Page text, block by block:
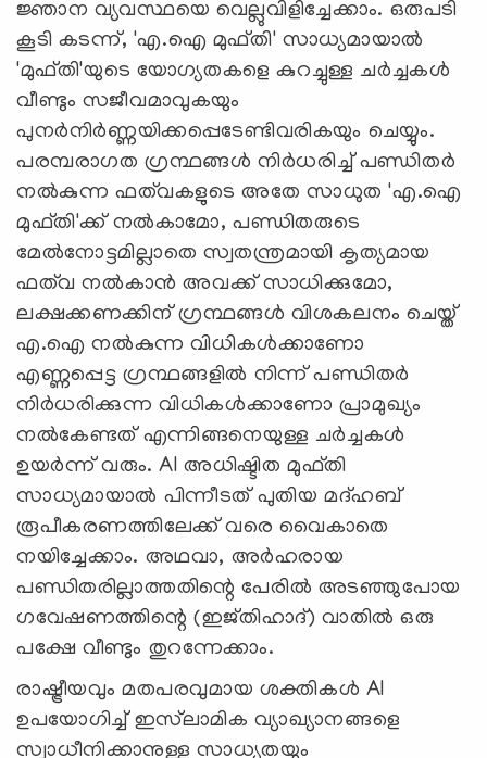
ജ്ഞാന വ്യവസ്ഥയെ വെല്ലുവിളിച്ചേക്കാം. ഒരുപടി
കൂടി കടന്ന്, 'എ.ഐ മുഫ്തി' സാധ്യമായാല്‍
'മുഫ്തി'യുടെ യോഗ്യതകളെ കുറച്ചുള്ള ചര്‍ച്ചകള്‍
വീണ്ടും സജീവമാവുകയും
പുനര്‍നിര്‍ണ്ണയിക്കപ്പെടേണ്ടിവരികയും ചെയ്യും.
പരമ്പരാഗത ഗ്രന്ഥങ്ങള്‍ നിര്‍ധരിച്ച് പണ്ഡിതര്‍
നല്‍കുന്ന ഫത്‌വകളുടെ അതേ സാധുത 'എ.ഐ
മുഫ്തി'ക്ക് നല്‍കാമോ, പണ്ഡിതരുടെ
മേല്‍നോട്ടമില്ലാതെ സ്വതന്ത്രമായി കൃത്യമായ
ഫത്‌വ നല്‍കാന്‍ അവക്ക് സാധിക്കുമോ,
ലക്ഷക്കണക്കിന് ഗ്രന്ഥങ്ങള്‍ വിശകലനം ചെയ്ത്
എ.ഐ നല്‍കുന്ന വിധികള്‍ക്കാണോ
എണ്ണപ്പെട്ട ഗ്രന്ഥങ്ങളില്‍ നിന്ന് പണ്ഡിതര്‍
നിര്‍ധരിക്കുന്ന വിധികള്‍ക്കാണോ പ്രാമുഖ്യം
നല്‍കേണ്ടത് എന്നിങ്ങനെയുള്ള ചര്‍ച്ചകള്‍
ഉയര്‍ന്ന് വരും. AI അധിഷ്ടിത മുഫ്തി
സാധ്യമായാല്‍ പിന്നീടത് പുതിയ മദ്ഹബ്
രൂപീകരണത്തിലേക്ക് വരെ വൈകാതെ
നയിച്ചേക്കാം. അഥവാ, അര്‍ഹരായ
പണ്ഡിതരില്ലാത്തതിന്റെ പേരില്‍ അടഞ്ഞുപോയ
ഗവേഷണത്തിന്റെ (ഇജ്തിഹാദ്) വാതില്‍ ഒരു
പക്ഷേ വീണ്ടും തുറന്നേക്കാം.
രാഷ്ട്രീയവും മതപരവുമായ ശക്തികള്‍ AI
ഉപയോഗിച്ച് ഇസ്‍ലാമിക വ്യാഖ്യാനങ്ങളെ
സ്വാധീനിക്കാനുള്ള സാധ്യതയും